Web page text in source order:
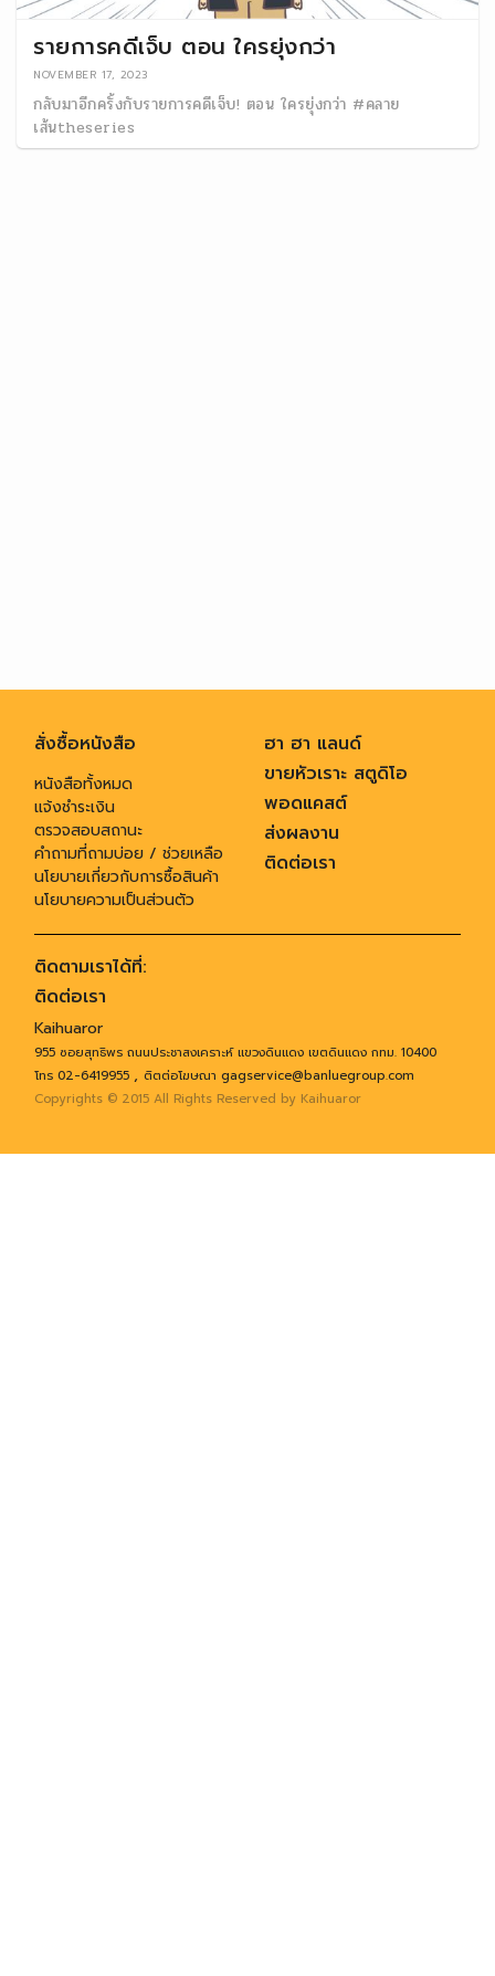
รายการคดีเจ็บ ตอน ใครยุ่งกว่า
NOVEMBER 17, 2023
กลับมาอีกครั้งกับรายการคดีเจ็บ! ตอน ใครยุ่งกว่า #คลาย
เส้นtheseries
สั่งซื้อหนังสือ
หนังสือทั้งหมด
แจ้งชำระเงิน
ตรวจสอบสถานะ
คำถามที่ถามบ่อย / ช่วยเหลือ
นโยบายเกี่ยวกับการซื้อสินค้า
นโยบายความเป็นส่วนตัว
ฮา ฮา แลนด์
ขายหัวเราะ สตูดิโอ
พอดแคสต์
ส่งผลงาน
ติดต่อเรา
ติดตามเราได้ที่:
ติดต่อเรา
Kaihuaror
955 ซอยสุทธิพร ถนนประชาสงเคราะห์ แขวงดินแดง เขตดินแดง กทม. 10400
โทร 02-6419955 , ติตต่อโฆษณา gagservice@banluegroup.com
Copyrights © 2015 All Rights Reserved by Kaihuaror